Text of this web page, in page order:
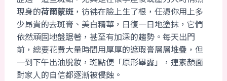
現身的荷爾蒙斑，彷彿在臉上生了根，任憑你用上多
少昂貴的去斑膏、美白精華，日復一日地塗抹，它們
依然頑固地盤踞著，甚至有加深的趨勢。每天出門
前，總要花費大量時間用厚厚的遮瑕膏層層堆疊，但
一到下午出油脫妝，斑點便「原形畢露」，連素顏面
對家人的自信都逐漸被侵蝕。